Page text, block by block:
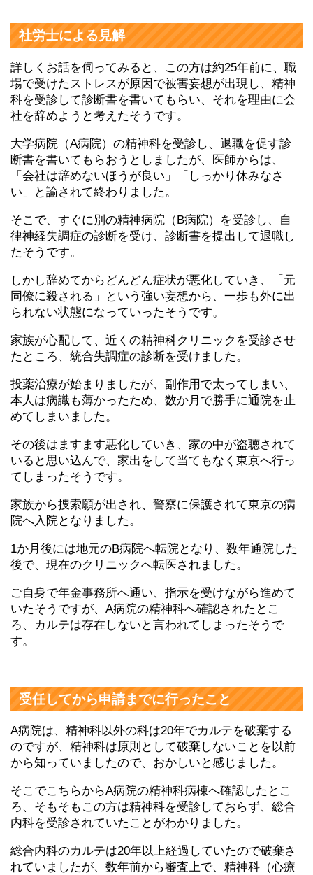
社労士による見解
詳しくお話を伺ってみると、この方は約25年前に、職
場で受けたストレスが原因で被害妄想が出現し、精神
科を受診して診断書を書いてもらい、それを理由に会
社を辞めようと考えたそうです。
大学病院（A病院）の精神科を受診し、退職を促す診
断書を書いてもらおうとしましたが、医師からは、
「会社は辞めないほうが良い」「しっかり休みなさ
い」と諭されて終わりました。
そこで、すぐに別の精神病院（B病院）を受診し、自
律神経失調症の診断を受け、診断書を提出して退職し
たそうです。
しかし辞めてからどんどん症状が悪化していき、「元
同僚に殺される」という強い妄想から、一歩も外に出
られない状態になっていったそうです。
家族が心配して、近くの精神科クリニックを受診させ
たところ、統合失調症の診断を受けました。
投薬治療が始まりましたが、副作用で太ってしまい、
本人は病識も薄かったため、数か月で勝手に通院を止
めてしまいました。
その後はますます悪化していき、家の中が盗聴されて
いると思い込んで、家出をして当てもなく東京へ行っ
てしまったそうです。
家族から捜索願が出され、警察に保護されて東京の病
院へ入院となりました。
1か月後には地元のB病院へ転院となり、数年通院した
後で、現在のクリニックへ転医されました。
ご自身で年金事務所へ通い、指示を受けながら進めて
いたそうですが、A病院の精神科へ確認されたとこ
ろ、カルテは存在しないと言われてしまったそうで
す。
受任してから申請までに行ったこと
A病院は、精神科以外の科は20年でカルテを破棄する
のですが、精神科は原則として破棄しないことを以前
から知っていましたので、おかしいと感じました。
そこでこちらからA病院の精神科病棟へ確認したとこ
ろ、そもそもこの方は精神科を受診しておらず、総合
内科を受診されていたことがわかりました。
総合内科のカルテは20年以上経過していたので破棄さ
れていましたが、数年前から審査上で、精神科（心療